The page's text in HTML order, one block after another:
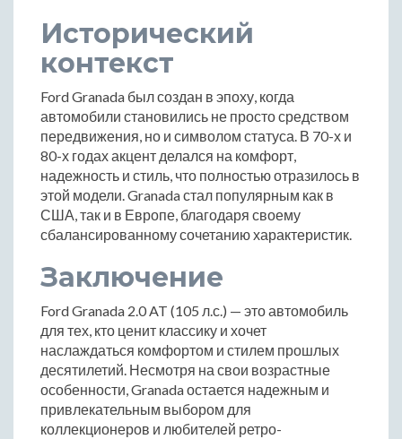
Исторический
контекст
Ford Granada был создан в эпоху, когда
автомобили становились не просто средством
передвижения, но и символом статуса. В 70-х и
80-х годах акцент делался на комфорт,
надежность и стиль, что полностью отразилось в
этой модели. Granada стал популярным как в
США, так и в Европе, благодаря своему
сбалансированному сочетанию характеристик.
Заключение
Ford Granada 2.0 AT (105 л.с.) — это автомобиль
для тех, кто ценит классику и хочет
наслаждаться комфортом и стилем прошлых
десятилетий. Несмотря на свои возрастные
особенности, Granada остается надежным и
привлекательным выбором для
коллекционеров и любителей ретро-